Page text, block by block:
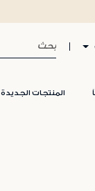
المنتجات الجديدة